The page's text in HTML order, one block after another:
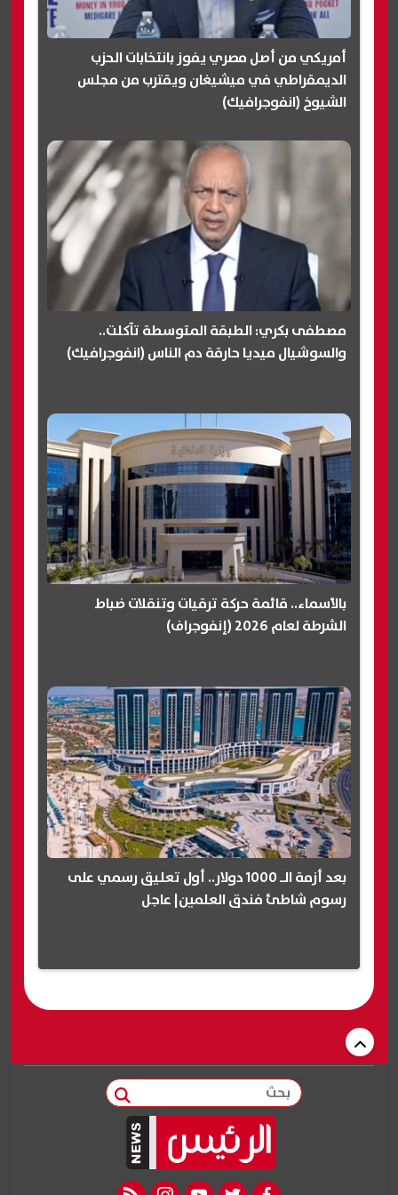
أمريكي من أصل مصري يفوز بانتخابات الحزب
الديمقراطي في ميشيغان ويقترب من مجلس
الشيوخ (انفوجرافيك)
مصطفى بكري: الطبقة المتوسطة تآكلت..
والسوشيال ميديا حارقة دم الناس (انفوجرافيك)
بالأسماء.. قائمة حركة ترقيات وتنقلات ضباط
الشرطة لعام 2026 (إنفوجراف)
بعد أزمة الـ 1000 دولار.. أول تعليق رسمي على
رسوم شاطئ فندق العلمين| عاجل
بحث